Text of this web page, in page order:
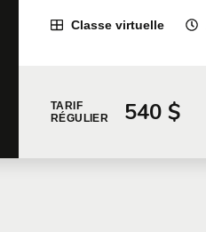
Classe virtuelle
TARIF
RÉGULIER
540 $